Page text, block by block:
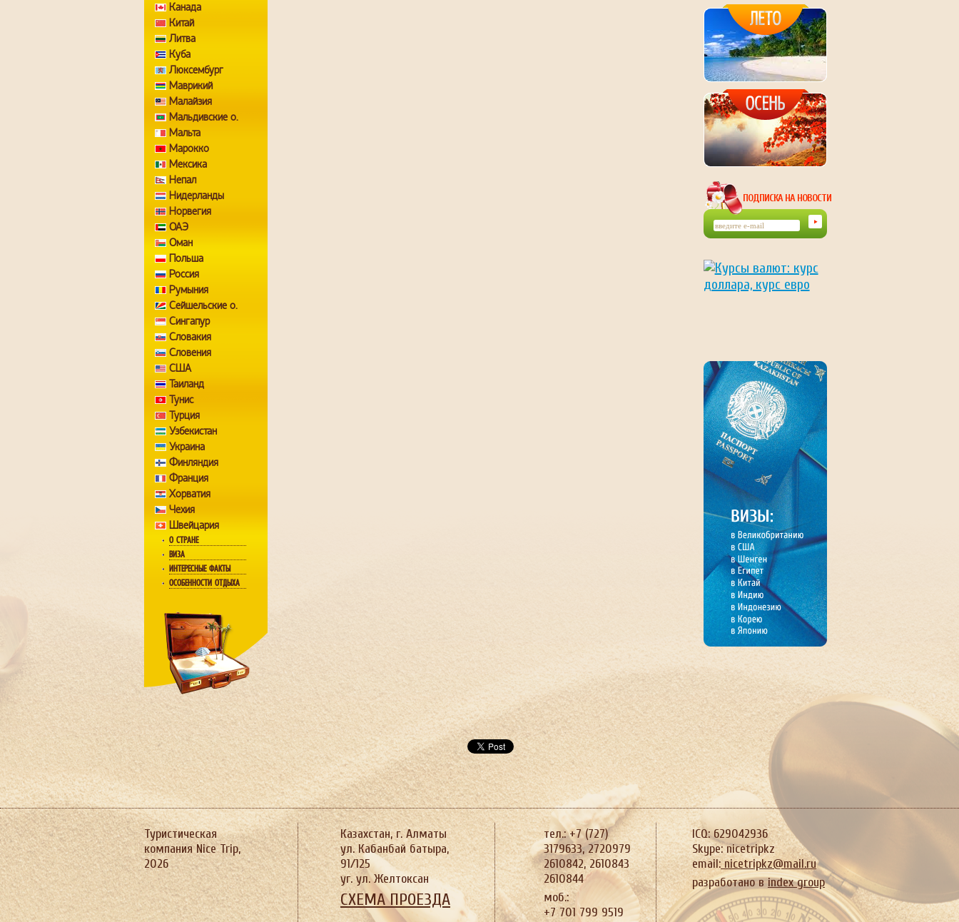
Канада
Китай
Литва
Куба
Люксембург
Маврикий
Малайзия
Мальдивские о.
Мальта
Марокко
Мексика
Непал
Нидерланды
Норвегия
ОАЭ
Оман
Польша
Россия
Румыния
Сейшельские о.
Сингапур
Словакия
Словения
США
Таиланд
Тунис
Турция
Узбекистан
Украина
Финляндия
Франция
Хорватия
Чехия
Швейцария
О СТРАНЕ
ВИЗА
ИНТЕРЕСНЫЕ ФАКТЫ
ОСОБЕННОСТИ ОТДЫХА
Швеция
Шри-Ланка
Южная Корея
ЮАР
Ямайка
Япония
ПОДПИСКА НА НОВОСТИ
Туристическая
компания Nice Trip,
2026
Казахстан, г. Алматы
ул. Кабанбай батыра,
91/125
уг. ул. Желтоксан
СХЕМА ПРОЕЗДА
тел.: +7 (727)
3179633, 2720979
2610842, 2610843
2610844
моб.:
+7 701 799 9519
ICQ: 629042936
Skype: nicetripkz
email:nicetripkz@mail.ru
разработано вindex group